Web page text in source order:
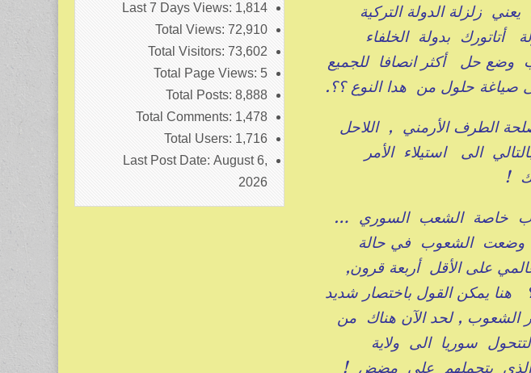
زلزلة الدولة التركية
أتاتورك بدولة الخلفاء
وضع حل أكثر انصافا للجميع
حلول من هدا النوع ؟؟.
الطرف الأرمني , اللاحل
الى استيلاء الأمر
!
خاصة الشعب السوري …
وضعت الشعوب في حالة
على الأقل أربعة قرون,
يمكن القول باختصار شديد
الشعوب , لحد الآن هناك من
لتتحول سوريا الى ولاية
الذي يتحملهم على مضض !
Last 7 Days Views: 1,814
Total Views: 72,910
Total Visitors: 73,602
Total Page Views: 5
Total Posts: 8,888
Total Comments: 1,478
Total Users: 1,716
Last Post Date: August 6,
2026